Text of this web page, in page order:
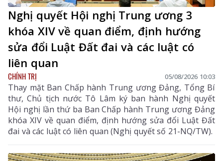
Nghị quyết Hội nghị Trung ương 3
khóa XIV về quan điểm, định hướng
sửa đổi Luật Đất đai và các luật có
liên quan
CHÍNH TRỊ 05/08/2026 10:03
Thay mặt Ban Chấp hành Trung ương Đảng, Tổng Bí
thư, Chủ tịch nước Tô Lâm ký ban hành Nghị quyết
Hội nghị lần thứ ba Ban Chấp hành Trung ương Đảng
khóa XIV về quan điểm, định hướng sửa đổi Luật Đất
đai và các luật có liên quan (Nghị quyết số 21-NQ/TW).